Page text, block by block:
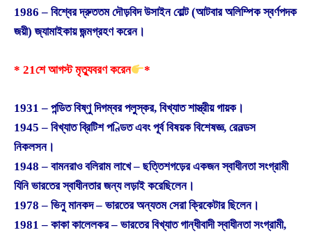
1986 – বিশ্বের দ্রুততম দৌড়বিদ উসাইন বোল্ট (আটবার অলিম্পিক স্বর্ণপদক
জয়ী) জ্যামাইকায় জন্মগ্রহণ করেন।
* 21শে আগস্ট মৃত্যুবরণ করেন *
1931 – পন্ডিত বিষ্ণু দিগম্বর পলুস্কর, বিখ্যাত শাস্ত্রীয় গায়ক।
1945 – বিখ্যাত ব্রিটিশ পণ্ডিত এবং পূর্ব বিষয়ক বিশেষজ্ঞ, রেনল্ডস
নিকলসন।
1948 – বামনরাও বলিরাম লাখে – ছত্তিশগড়ের একজন স্বাধীনতা সংগ্রামী
যিনি ভারতের স্বাধীনতার জন্য লড়াই করেছিলেন।
1978 – ভিনু মানকদ – ভারতের অন্যতম সেরা ক্রিকেটার ছিলেন।
1981 – কাকা কালেলকর – ভারতের বিখ্যাত গান্ধীবাদী স্বাধীনতা সংগ্রামী,